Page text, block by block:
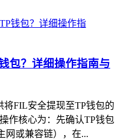
包？详细操作指南与
FIL安全提现至TP钱包的
作核心为：先确认TP钱包
网或兼容链），在...